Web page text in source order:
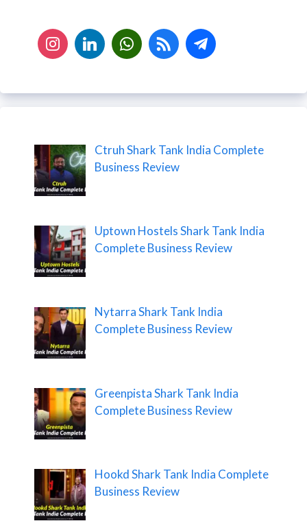
Ctruh Shark Tank India Complete
Business Review
Uptown Hostels Shark Tank India
Complete Business Review
Nytarra Shark Tank India
Complete Business Review
Greenpista Shark Tank India
Complete Business Review
Hookd Shark Tank India Complete
Business Review